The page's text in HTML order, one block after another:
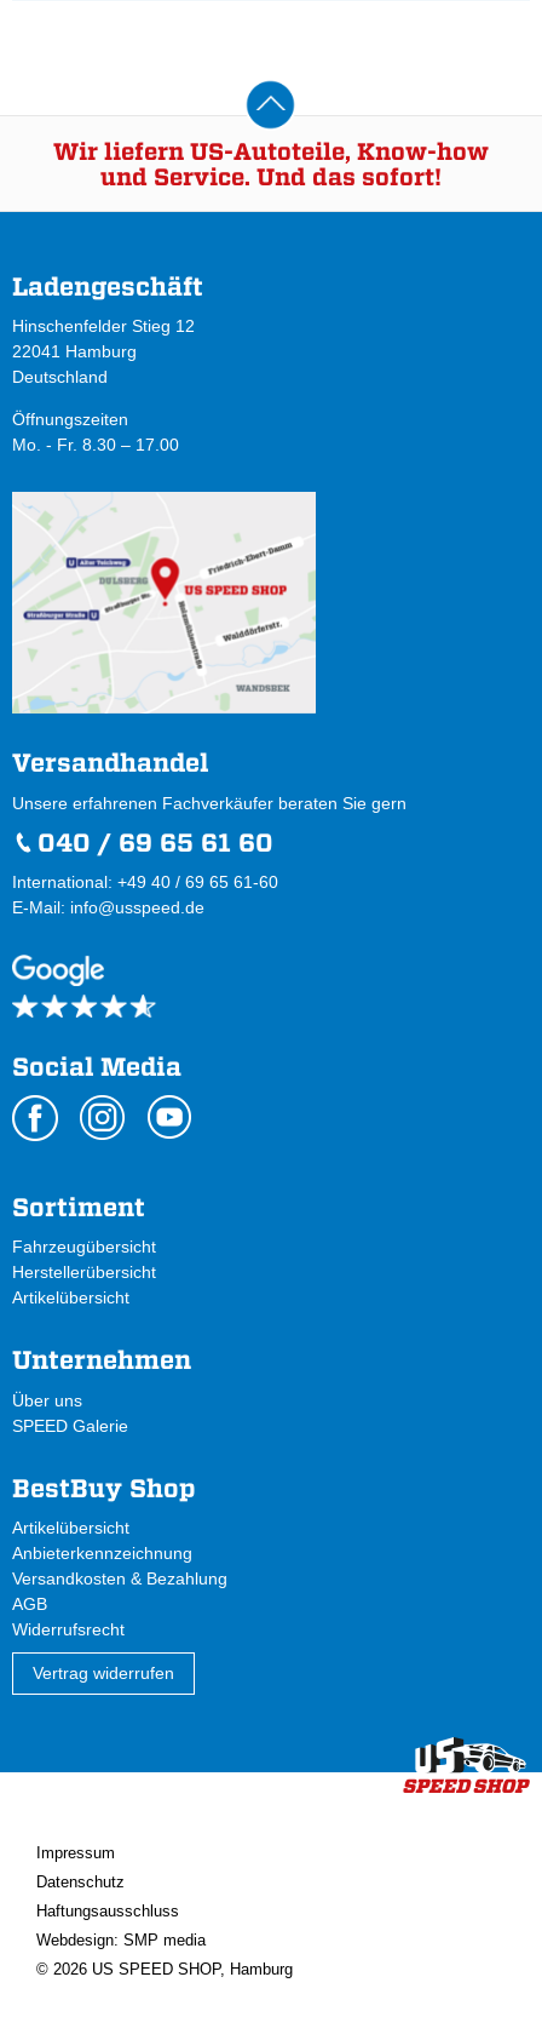
Wir liefern US-Autoteile, Know-how
und Service. Und das sofort!
Ladengeschäft
Hinschenfelder Stieg 12
22041 Hamburg
Deutschland
Öffnungszeiten
Mo. - Fr. 8.30 – 17.00
Versandhandel
Unsere erfahrenen Fachverkäufer beraten Sie gern
040 / 69 65 61 60
International: +49 40 / 69 65 61-60
E-Mail: info@usspeed.de
Social Media
Sortiment
Fahrzeugübersicht
Herstellerübersicht
Artikelübersicht
Unternehmen
Über uns
SPEED Galerie
BestBuy Shop
Artikelübersicht
Anbieterkennzeichnung
Versandkosten & Bezahlung
AGB
Widerrufsrecht
Vertrag widerrufen
Impressum
Datenschutz
Haftungsausschluss
Webdesign: SMP media
© 2026 US SPEED SHOP, Hamburg